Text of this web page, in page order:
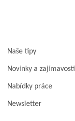
Naše tipy
Novinky a zajímavosti
Nabídky práce
Newsletter